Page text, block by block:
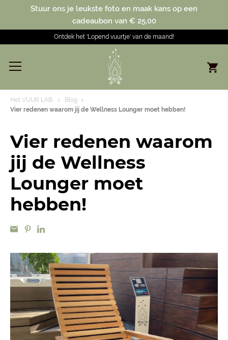
Stuur ons je leukste foto en maak kans op een
cadeaubon van € 25,00
Ontdek het 'Lopend vuurtje' van de maand!
Het VUUR LAB.
Blog
Vier redenen waarom jij de Wellness Lounger moet hebben!
Vier redenen waarom
jij de Wellness
Lounger moet
hebben!